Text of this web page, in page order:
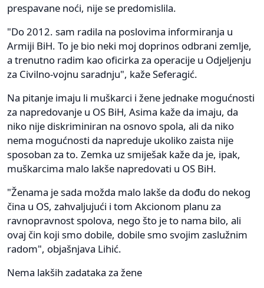
prespavane noći, nije se predomislila.
"Do 2012. sam radila na poslovima informiranja u
Armiji BiH. To je bio neki moj doprinos odbrani zemlje,
a trenutno radim kao oficirka za operacije u Odjeljenju
za Civilno-vojnu saradnju", kaže Seferagić.
Na pitanje imaju li muškarci i žene jednake mogućnosti
za napredovanje u OS BiH, Asima kaže da imaju, da
niko nije diskriminiran na osnovo spola, ali da niko
nema mogućnosti da napreduje ukoliko zaista nije
sposoban za to. Zemka uz smiješak kaže da je, ipak,
muškarcima malo lakše napredovati u OS BiH.
"Ženama je sada možda malo lakše da dođu do nekog
čina u OS, zahvaljujući i tom Akcionom planu za
ravnopravnost spolova, nego što je to nama bilo, ali
ovaj čin koji smo dobile, dobile smo svojim zaslužnim
radom", objašnjava Lihić.
Nema lakših zadataka za žene